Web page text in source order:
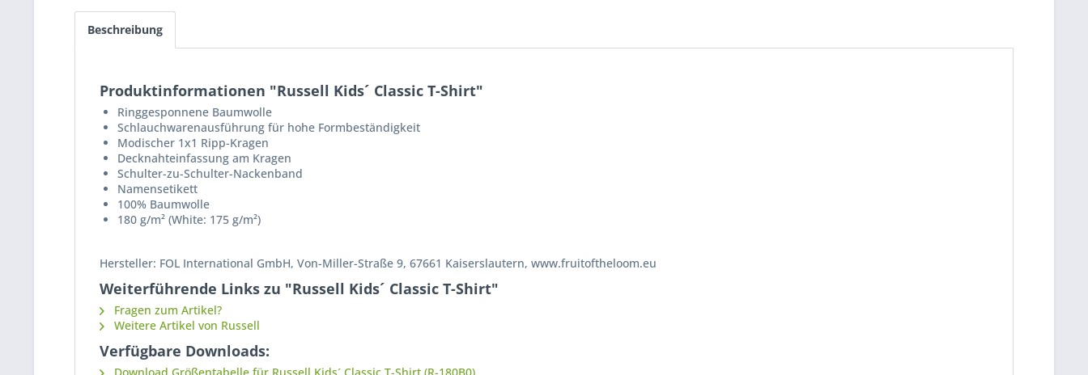
Beschreibung
Produktinformationen "Russell Kids´ Classic T-Shirt"
Ringgesponnene Baumwolle
Schlauchwarenausführung für hohe Formbeständigkeit
Modischer 1x1 Ripp-Kragen
Decknahteinfassung am Kragen
Schulter-zu-Schulter-Nackenband
Namensetikett
100% Baumwolle
180 g/m² (White: 175 g/m²)
Hersteller: FOL International GmbH, Von-Miller-Straße 9, 67661 Kaiserslautern, www.fruitoftheloom.eu
Weiterführende Links zu "Russell Kids´ Classic T-Shirt"
Fragen zum Artikel?
Weitere Artikel von Russell
Verfügbare Downloads: